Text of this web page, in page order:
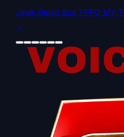
490 Pemda Terancam Gagal